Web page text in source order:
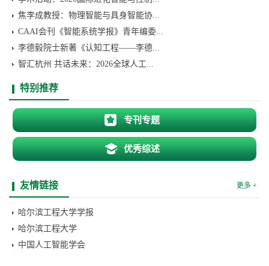
焦李成教授：物理智能与具身智能协...
CAAI会刊《智能系统学报》青年编委...
李德毅院士新著《认知工程——李德...
智汇杭州 共话未来：2026全球人工...
特别推荐
专刊专题
优秀综述
友情链接 更多 +
哈尔滨工程大学学报
哈尔滨工程大学
中国人工智能学会